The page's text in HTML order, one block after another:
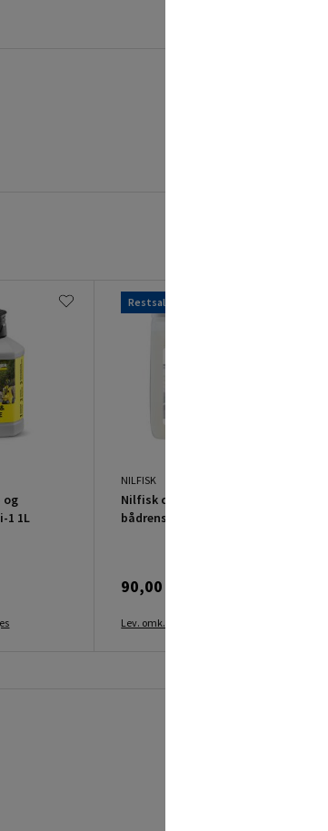
og
1 1L
Restsalg
NILFISK
Nilfisk campingvogn - &
bådrens 2,5 L
90,00 kr.
Lev. omk. tillægges